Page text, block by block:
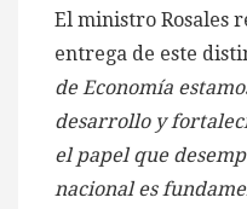
El ministro Rosales
entrega de este
de Economía
desarrollo y
el papel que
nacional es